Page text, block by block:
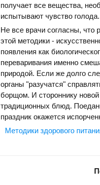
получает все вещества,
испытывают чувство
Не все врачи согласны, что
этой методики -
появления как
переваривания именно
природой. Если же долго
органы "разучатся"
борщом. И стороннику
традиционных блюд.
праздник окажется
Методики здорового